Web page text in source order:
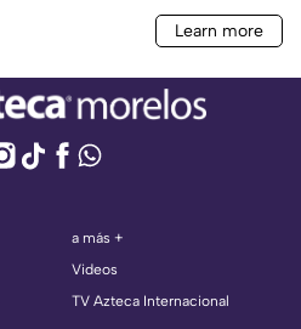
a más +
Videos
TV Azteca Internacional